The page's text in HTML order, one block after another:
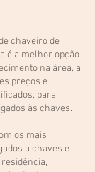
chaveiro de
é a melhor opção
na área, a
preços e
para
às chaves.
os mais
a chaves e